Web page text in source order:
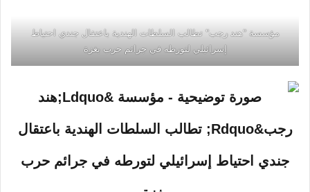
مؤسسة "هند رجب" تطالب السلطات الهندية باعتقال جندي احتياط
إسرائيلي لتورطه في جرائم حرب بغزة